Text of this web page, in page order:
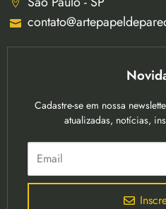
Cadastre-se em nossa
atualizadas, notícias,